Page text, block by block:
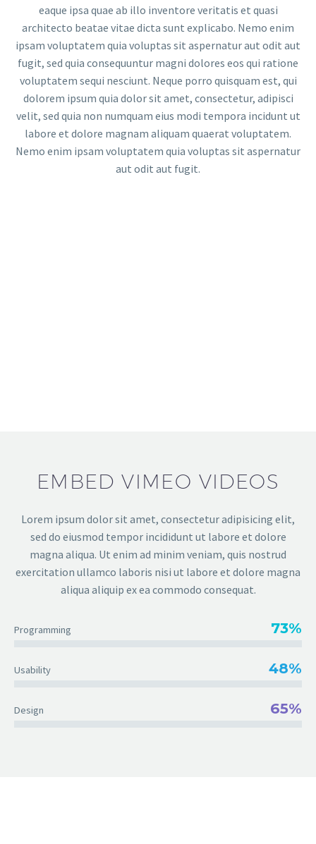
eaque ipsa quae ab illo inventore veritatis et quasi
architecto beatae vitae dicta sunt explicabo. Nemo enim
ipsam voluptatem quia voluptas sit aspernatur aut odit aut
fugit, sed quia consequuntur magni dolores eos qui ratione
voluptatem sequi nesciunt. Neque porro quisquam est, qui
dolorem ipsum quia dolor sit amet, consectetur, adipisci
velit, sed quia non numquam eius modi tempora incidunt ut
labore et dolore magnam aliquam quaerat voluptatem.
Nemo enim ipsam voluptatem quia voluptas sit aspernatur
aut odit aut fugit.
EMBED VIMEO VIDEOS
Lorem ipsum dolor sit amet, consectetur adipisicing elit,
sed do eiusmod tempor incididunt ut labore et dolore
magna aliqua. Ut enim ad minim veniam, quis nostrud
exercitation ullamco laboris nisi ut labore et dolore magna
aliqua aliquip ex ea commodo consequat.
Programming 73%
Usability 48%
Design 65%